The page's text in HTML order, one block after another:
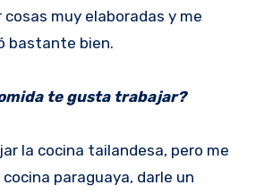
muy elaboradas y me
bastante bien.
te gusta trabajar?
la cocina tailandesa, pero me
paraguaya, darle un